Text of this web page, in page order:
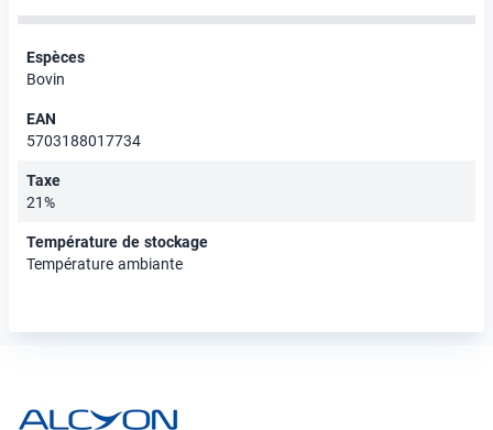
Espèces
Bovin
EAN
5703188017734
Taxe
21%
Température de stockage
Température ambiante